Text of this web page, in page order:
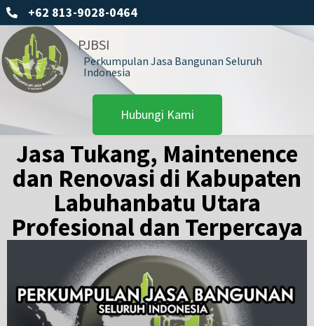
+62 813-9028-0464
PJBSI
Perkumpulan Jasa Bangunan Seluruh
Indonesia
Hubungi Kami
Jasa Tukang, Maintenence
dan Renovasi di Kabupaten
Labuhanbatu Utara
Profesional dan Terpercaya